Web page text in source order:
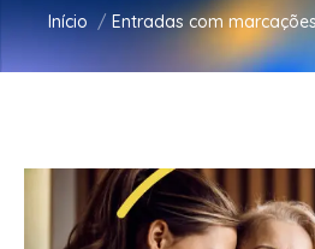
Você está aqui:
Início Entradas com